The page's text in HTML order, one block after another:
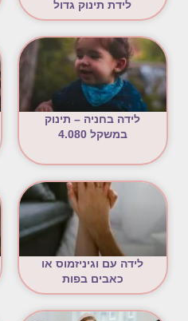
לידת תינוק גדול
לידה בחניה – תינוק
במשקל 4.080
לידה עם וגיניזמוס או
כאבים בפות